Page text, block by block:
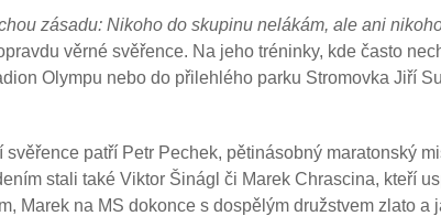
zásadu: Nikoho do skupinu nelákám, ale ani
věrné svěřence. Na jeho tréninky, kde často
Olympu nebo do přilehlého parku Stromovka Jiří
patří Petr Pechek, pětinásobný maratonský
stali také Viktor Šinágl či Marek Chrascina, kteří
Marek na MS dokonce s dospělým družstvem zlato a